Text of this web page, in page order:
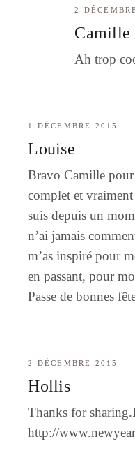
2
Camille
Ah trop
1 DÉCEMBRE 2015
Louise
Bravo Camille
complet et
suis depuis un
n’ai jamais
m’as inspiré pour
en passant, pour
Passe de bonnes
2 DÉCEMBRE 2015
Hollis
Thanks for
http://